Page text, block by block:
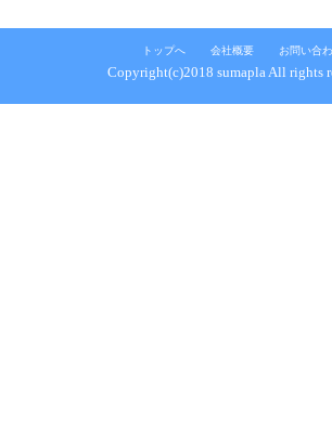
トップへ 会社概要 お問い合
Copyright(c)2018 sumapla All rights